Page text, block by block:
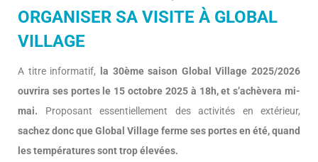
ORGANISER SA VISITE À GLOBAL
VILLAGE
A titre informatif, la 30ème saison Global Village 2025/2026
ouvrira ses portes le 15 octobre 2025 à 18h, et s’achèvera mi-
mai. Proposant essentiellement des activités en extérieur,
sachez donc que Global Village ferme ses portes en été, quand
les températures sont trop élevées.